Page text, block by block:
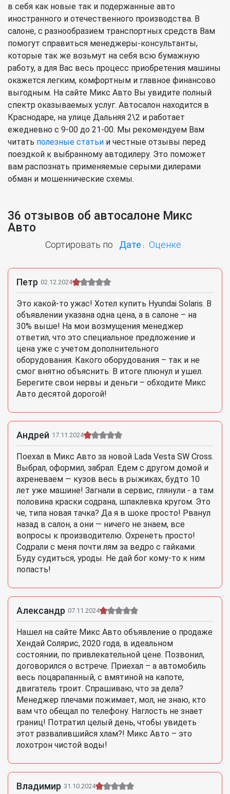
в себя как новые так и подержанные авто
иностранного и отечественного производства. В
салоне, с разнообразием транспортных средств Вам
помогут справиться менеджеры-консультанты,
которые так же возьмут на себя всю бумажную
работу, а для Вас весь процесс приобретения машины
окажется легким, комфортным и главное финансово
выгодным. На сайте Микс Авто Вы увидите полный
спектр оказываемых услуг. Автосалон находится в
Краснодаре, на улице Дальняя 2\2 и работает
ежедневно с 9-00 до 21-00. Мы рекомендуем Вам
читать полезные статьи и честные отзывы перед
поездкой к выбранному автодилеру. Это поможет
вам распознать применяемые серыми дилерами
обман и мошеннические схемы.
36 отзывов об автосалоне Микс
Авто
Сортировать по Дате Оценке
Петр 02.12.2024
Это какой-то ужас! Хотел купить Hyundai Solaris. В
объявлении указана одна цена, а в салоне – на
30% выше! На мои возмущения менеджер
ответил, что это специальное предложение и
цена уже с учетом дополнительного
оборудования. Какого оборудования – так и не
смог внятно объяснить. В итоге плюнул и ушел.
Берегите свои нервы и деньги – обходите Микс
Авто десятой дорогой!
Андрей 17.11.2024
Поехал в Микс Авто за новой Lada Vesta SW Cross.
Выбрал, оформил, забрал. Едем с другом домой и
ахреневаем — кузов весь в рыжиках, будто 10
лет уже машине! Загнали в сервис, глянули - а там
половина краски содрана, шпаклевка кругом. Это
че, типа новая тачка? Да я в шоке просто! Рванул
назад в салон, а они — ничего не знаем, все
вопросы к производителю. Охренеть просто!
Содрали с меня почти лям за ведро с гайками.
Буду судиться, уроды. Не дай бог кому-то к ним
попасть!
Александр 07.11.2024
Нашел на сайте Микс Авто объявление о продаже
Хендай Солярис, 2020 года, в идеальном
состоянии, по привлекательной цене. Позвонил,
договорился о встрече. Приехал – а автомобиль
весь поцарапанный, с вмятиной на капоте,
двигатель троит. Спрашиваю, что за дела?
Менеджер плечами пожимает, мол, не знаю, кто
вам что обещал по телефону. Наглость не знает
границ! Потратил целый день, чтобы увидеть
этот развалившийся хлам?! Микс Авто – это
лохотрон чистой воды!
Владимир 31.10.2024